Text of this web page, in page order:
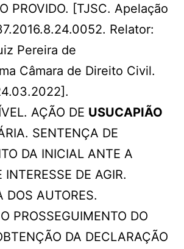
PROVIDO. [TJSC. Apelação
Relator:
Pereira de
Câmara de Direito Civil.
AÇÃO DE USUCAPIÃO
SENTENÇA DE
DA INICIAL ANTE A
DE AGIR.
DOS AUTORES.
PROSSEGUIMENTO DO
DA DECLARAÇÃO